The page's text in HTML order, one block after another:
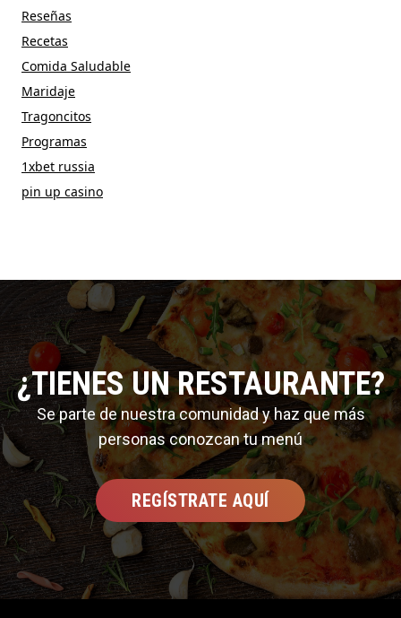
Reseñas
Recetas
Comida Saludable
Maridaje
Tragoncitos
Programas
1xbet russia
pin up casino
¿TIENES UN RESTAURANTE?
Se parte de nuestra comunidad y haz que más
personas conozcan tu menú
REGÍSTRATE AQUÍ